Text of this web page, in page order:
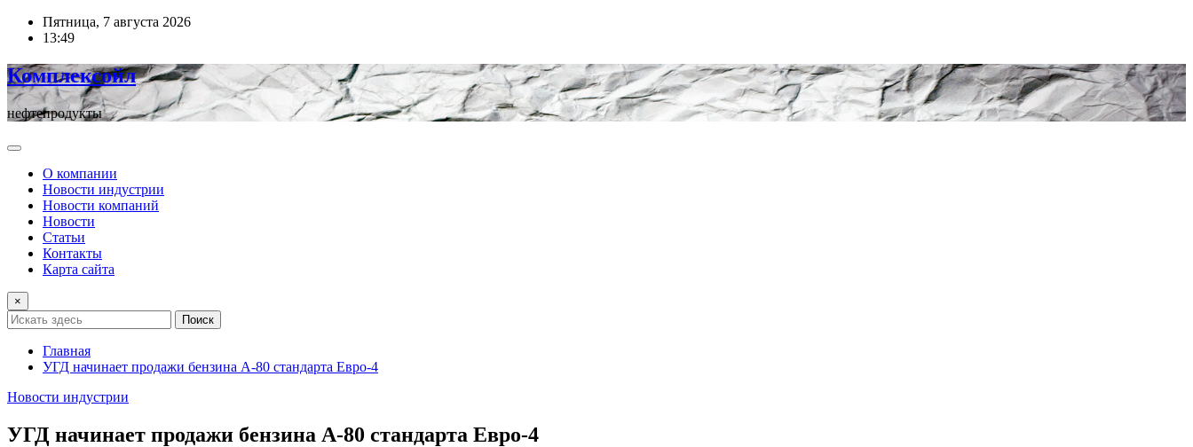
ПерейтиПятница, 7 августа 2026
13:49
Комплексойл
нефтепродукты
О компании
Новости индустрии
Новости компаний
Новости
Статьи
Контакты
Карта сайта
×
Поиск
Главная
УГД начинает продажи бензина А-80 стандарта Евро-4
Новости индустрии
УГД начинает продажи бензина А-80 стандарта Евро-4